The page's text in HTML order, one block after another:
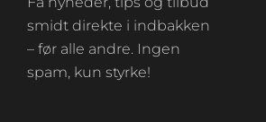
smidt direkte i indbakken
– før alle andre. Ingen
spam, kun styrke!